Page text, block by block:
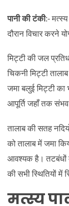
पानी की टंकी:-
दौरान विचार करने
मिट्टी की जल
चिकनी मिट्टी
जमा बलुई मिट्टी का
आपूर्ति जहाँ तक संभव
तालाब की सतह
को तालाब में जमा
आवश्यक है। तटबंधों
की सभी स्थितियों में
मत्स्य